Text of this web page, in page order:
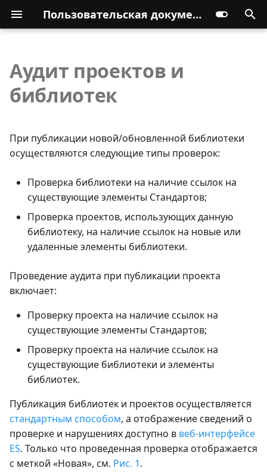
Пользовательская документация
Аудит проектов и
библиотек
При публикации новой/обновленной библиотеки
осуществляются следующие типы проверок:
Проверка библиотеки на наличие ссылок на
существующие элементы Стандартов;
Проверка проектов, использующих данную
библиотеку, на наличие ссылок на новые или
удаленные элементы библиотеки.
Проведение аудита при публикации проекта
включает:
Проверку проекта на наличие ссылок на
существующие элементы Стандартов;
Проверку проекта на наличие ссылок на
существующие библиотеки и элементы
библиотек.
Публикация библиотек и проектов осуществляется
стандартным способом, а отображение сведений о
проверке и нарушениях доступно в веб-интерфейсе
ES. Только что проведенная проверка отображается
с меткой «Новая», см. Рис. 1.